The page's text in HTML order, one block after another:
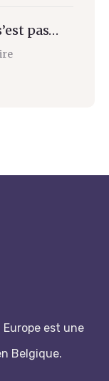
pas…
Europe est une
Belgique.